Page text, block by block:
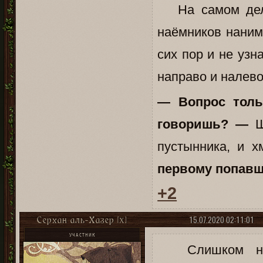
На самом
наёмников
сих пор и не
направо и
— Вопрос
говоришь? —
пустынника, и
первому
+2
15.07.2020 02:11:01
Серхан аль-Хазер [X]
УЧАСТНИК
Слишком